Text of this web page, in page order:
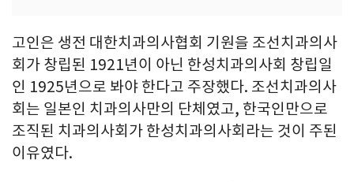
고인은 생전 대한치과의사협회 기원을 조선치과의사
회가 창립된 1921년이 아닌 한성치과의사회 창립일
인 1925년으로 봐야 한다고 주장했다. 조선치과의사
회는 일본인 치과의사만의 단체였고, 한국인만으로
조직된 치과의사회가 한성치과의사회라는 것이 주된
이유였다.